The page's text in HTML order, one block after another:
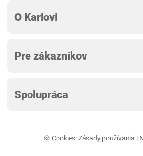
O Karlovi
Pre zákazníkov
Spolupráca
🍪 Cookies:Zásady používania |